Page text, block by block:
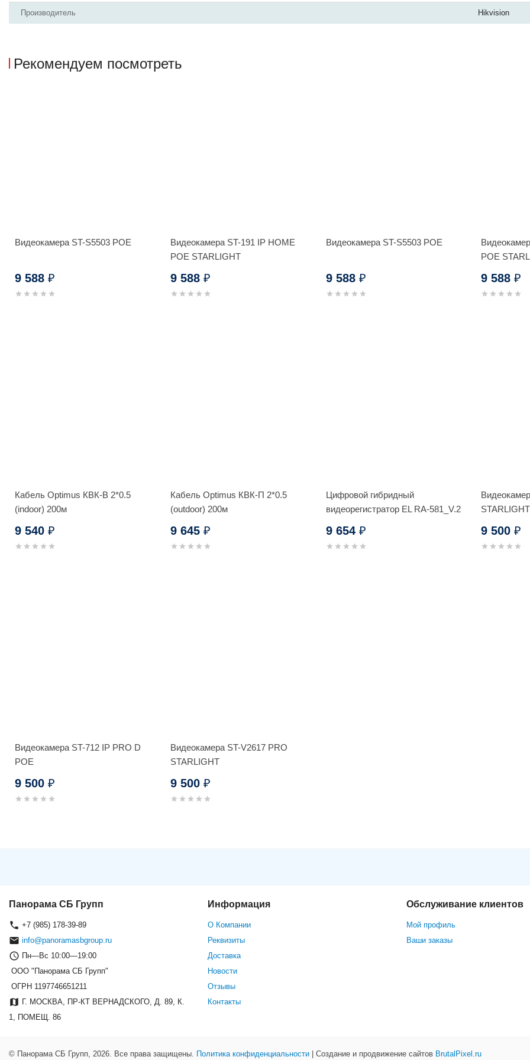
Производитель Hikvision
Рекомендуем посмотреть
Видеокамера ST-S5503 POE
9 588 ₽
Видеокамера ST-191 IP HOME
POE STARLIGHT
9 588 ₽
Видеокамера ST-S5503 POE
9 588 ₽
POE
9 588₽
Кабель Optimus КВК-В 2*0.5
(indoor) 200м
9 540 ₽
Кабель Optimus КВК-П 2*0.5
(outdoor) 200м
9 645 ₽
Цифровой гибридный
видеорегистратор EL RA-581_V.2
9 654 ₽
STARLIGHT
9 500₽
Видеокамера ST-712 IP PRO D
POE
9 500 ₽
Видеокамера ST-V2617 PRO
STARLIGHT
9 500 ₽
Панорама СБ Групп
+7 (985) 178-39-89
info@panoramasbgroup.ru
Пн—Вс 10:00—19:00
ООО "Панорама СБ Групп"
ОГРН 1197746651211
Г. МОСКВА, ПР-КТ ВЕРНАДСКОГО, Д. 89, К.
1, ПОМЕЩ. 86
Информация
О Компании
Реквизиты
Доставка
Новости
Отзывы
Контакты
Обслуживание клиентов
Мой профиль
Ваши заказы
© Панорама СБ Групп, 2026. Все права защищены. Политика конфиденциальности | Создание и продвижение сайтов BrutalPixel.ru